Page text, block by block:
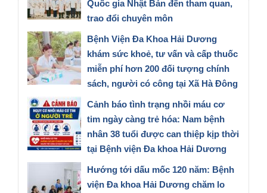
Quốc gia Nhật Bản đến tham quan,
trao đổi chuyên môn
Bệnh Viện Đa Khoa Hải Dương
khám sức khoẻ, tư vấn và cấp thuốc
miễn phí hơn 200 đối tượng chính
sách, người có công tại Xã Hà Đông
Thành Phố Hải Phòng
Cảnh báo tình trạng nhồi máu cơ
tim ngày càng trẻ hóa: Nam bệnh
nhân 38 tuổi được can thiệp kịp thời
tại Bệnh viện Đa khoa Hải Dương
Hướng tới dấu mốc 120 năm: Bệnh
viện Đa khoa Hải Dương chăm lo